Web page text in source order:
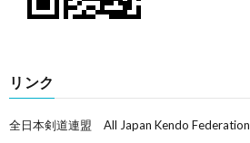
リンク
全日本剣道連盟 All Japan Kendo Federation